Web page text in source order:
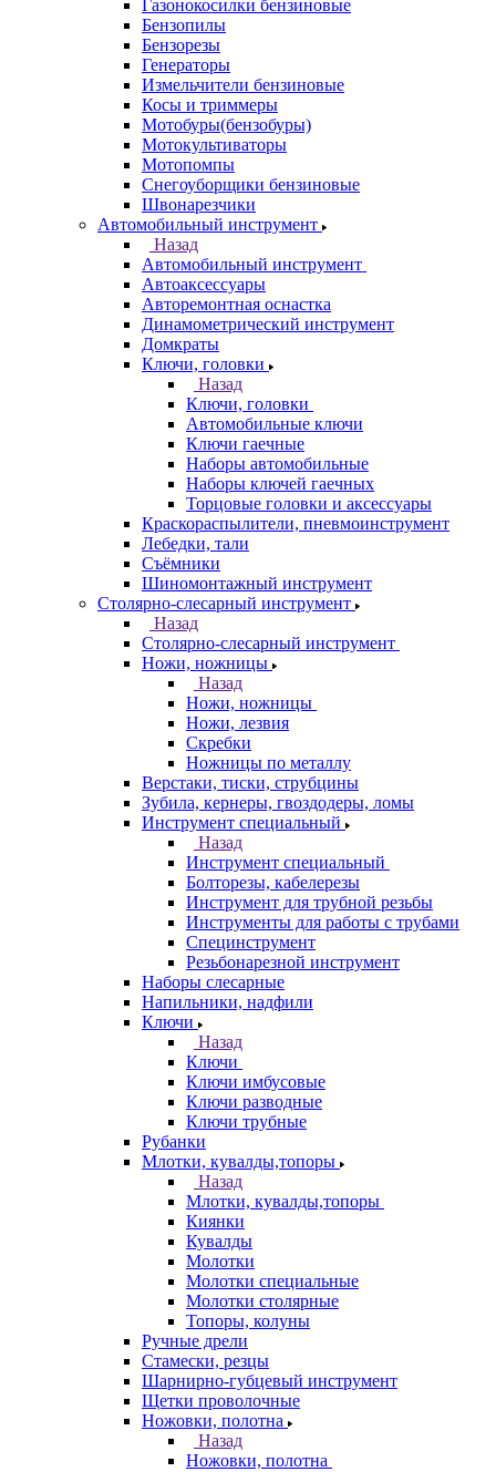
Газонокосилки бензиновые
Бензопилы
Бензорезы
Генераторы
Измельчители бензиновые
Косы и триммеры
Мотобуры(бензобуры)
Мотокультиваторы
Мотопомпы
Снегоуборщики бензиновые
Швонарезчики
Автомобильный инструмент
Назад
Автомобильный инструмент
Автоаксессуары
Авторемонтная оснастка
Динамометрический инструмент
Домкраты
Ключи, головки
Назад
Ключи, головки
Автомобильные ключи
Ключи гаечные
Наборы автомобильные
Наборы ключей гаечных
Торцовые головки и аксессуары
Краскораспылители, пневмоинструмент
Лебедки, тали
Съёмники
Шиномонтажный инструмент
Столярно-слесарный инструмент
Назад
Столярно-слесарный инструмент
Ножи, ножницы
Назад
Ножи, ножницы
Ножи, лезвия
Скребки
Ножницы по металлу
Верстаки, тиски, струбцины
Зубила, кернеры, гвоздодеры, ломы
Инструмент специальный
Назад
Инструмент специальный
Болторезы, кабелерезы
Инструмент для трубной резьбы
Инструменты для работы с трубами
Специнструмент
Резьбонарезной инструмент
Наборы слесарные
Напильники, надфили
Ключи
Назад
Ключи
Ключи имбусовые
Ключи разводные
Ключи трубные
Рубанки
Млотки, кувалды,топоры
Назад
Млотки, кувалды,топоры
Киянки
Кувалды
Молотки
Молотки специальные
Молотки столярные
Топоры, колуны
Ручные дрели
Стамески, резцы
Шарнирно-губцевый инструмент
Щетки проволочные
Ножовки, полотна
Назад
Ножовки, полотна